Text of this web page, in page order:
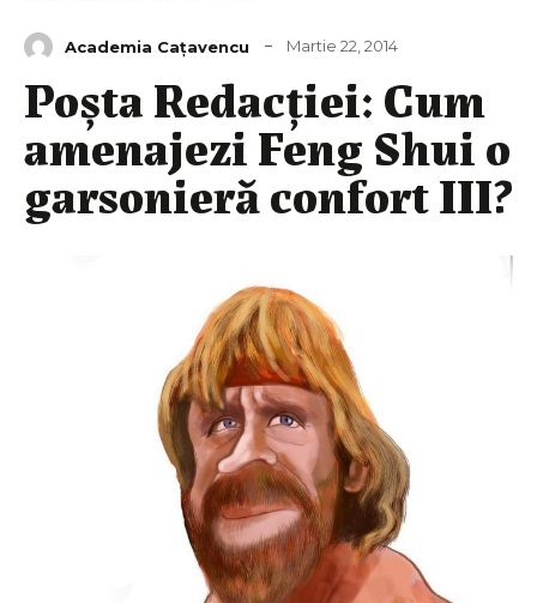
Academia Caţavencu Martie 22, 2014
Poșta Redacției: Cum
amenajezi Feng Shui o
garsonieră confort III?